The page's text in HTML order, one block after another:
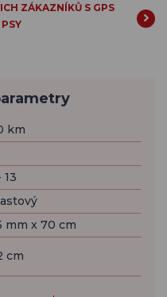
ZÁKAZNÍKŮ S GPS
km
13
mm x 70 cm
cm